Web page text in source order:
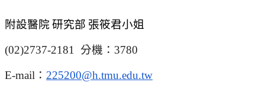
附設醫院 研究部 張筱君小姐
(02)2737-2181 分機： 3780
E-mail ： 225200@h.tmu.edu.tw